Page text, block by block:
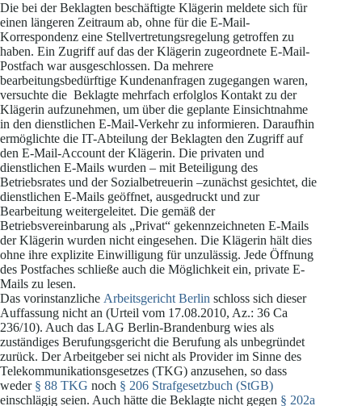
Die bei der Beklagten beschäftigte Klägerin meldete sich für
einen längeren Zeitraum ab, ohne für die E-Mail-
Korrespondenz eine Stellvertretungsregelung getroffen zu
haben. Ein Zugriff auf das der Klägerin zugeordnete E-Mail-
Postfach war ausgeschlossen. Da mehrere
bearbeitungsbedürftige Kundenanfragen zugegangen waren,
versuchte die Beklagte mehrfach erfolglos Kontakt zu der
Klägerin aufzunehmen, um über die geplante Einsichtnahme
in den dienstlichen E-Mail-Verkehr zu informieren. Daraufhin
ermöglichte die IT-Abteilung der Beklagten den Zugriff auf
den E-Mail-Account der Klägerin. Die privaten und
dienstlichen E-Mails wurden – mit Beteiligung des
Betriebsrates und der Sozialbetreuerin –zunächst gesichtet, die
dienstlichen E-Mails geöffnet, ausgedruckt und zur
Bearbeitung weitergeleitet. Die gemäß der
Betriebsvereinbarung als „Privat“ gekennzeichneten E-Mails
der Klägerin wurden nicht eingesehen. Die Klägerin hält dies
ohne ihre explizite Einwilligung für unzulässig. Jede Öffnung
des Postfaches schließe auch die Möglichkeit ein, private E-
Mails zu lesen.
Das vorinstanzliche Arbeitsgericht Berlin schloss sich dieser
Auffassung nicht an (Urteil vom 17.08.2010, Az.: 36 Ca
236/10). Auch das LAG Berlin-Brandenburg wies als
zuständiges Berufungsgericht die Berufung als unbegründet
zurück. Der Arbeitgeber sei nicht als Provider im Sinne des
Telekommunikationsgesetzes (TKG) anzusehen, so dass
weder § 88 TKG noch § 206 Strafgesetzbuch (StGB)
einschlägig seien. Auch hätte die Beklagte nicht gegen § 202a